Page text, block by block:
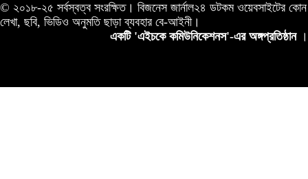
© ২০১৮-২৫ সর্বস্বত্ব সংরক্ষিত। বিজনেস জার্নাল২৪ ডটকম ওয়েবসাইটের কোন
লেখা, ছবি, ভিডিও অনুমতি ছাড়া ব্যবহার বে-আইনী।
একটি 'এইচকে কমিউনিকেশনস'-এর অঙ্গপ্রতিষ্ঠান ।